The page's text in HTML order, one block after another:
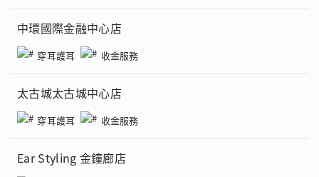
中環國際金融中心店
穿耳護耳 收金服務
太古城太古城中心店
穿耳護耳 收金服務
Ear Styling 金鐘廊店